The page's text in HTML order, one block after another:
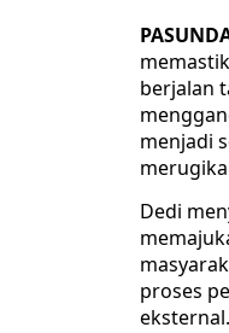
berjalan
menjadi
Dedi
proses
eksternal.